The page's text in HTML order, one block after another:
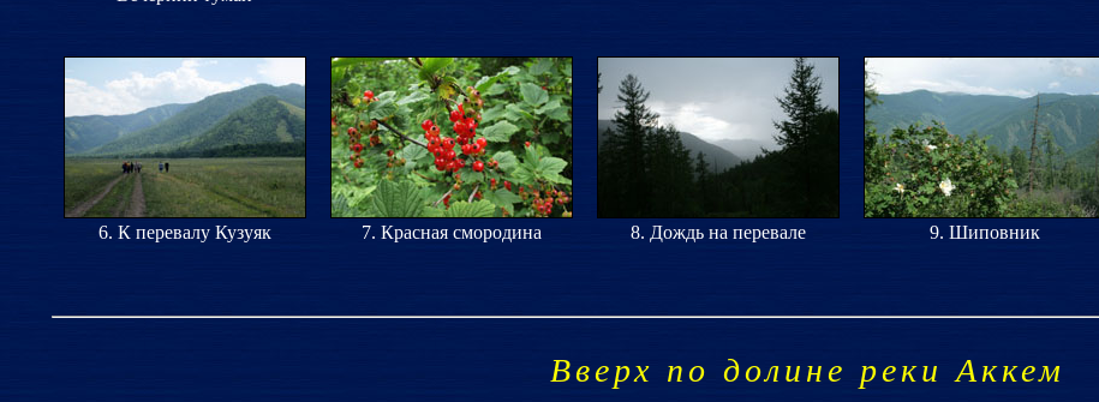
6. К перевалу Кузуяк 7. Красная смородина 8. Дождь на перевале 9. Шиповник
Вверх по долине реки Аккем